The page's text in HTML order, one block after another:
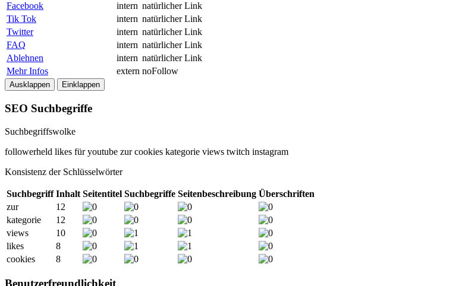
Facebook
intern natürlicher Link
Tik Tok
intern natürlicher Link
Twitter
intern natürlicher Link
FAQ
intern natürlicher Link
Ablehnen
intern natürlicher Link
Mehr Infos
extern noFollow
Ausklappen Einklappen
SEO Suchbegriffe
Suchbegriffswolke
followerheld likes für youtube zur cookies kategorie views twitch instagram
Konsistenz der Schlüsselwörter
Suchbegriff Inhalt Seitentitel Suchbegriffe Seitenbeschreibung Überschriften
zur
12
kategorie
12
views
10
likes
8
cookies
8